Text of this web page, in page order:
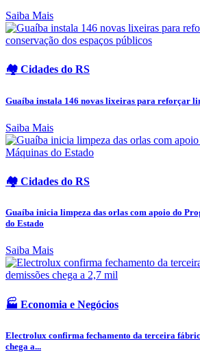
Saiba Mais
🏘️ Cidades do RS
Guaíba instala 146 novas lixeiras para reforçar
Saiba Mais
🏘️ Cidades do RS
Guaíba inicia limpeza das orlas com apoio do
do Estado
Saiba Mais
🏭 Economia e Negócios
Electrolux confirma fechamento da terceira
chega a...